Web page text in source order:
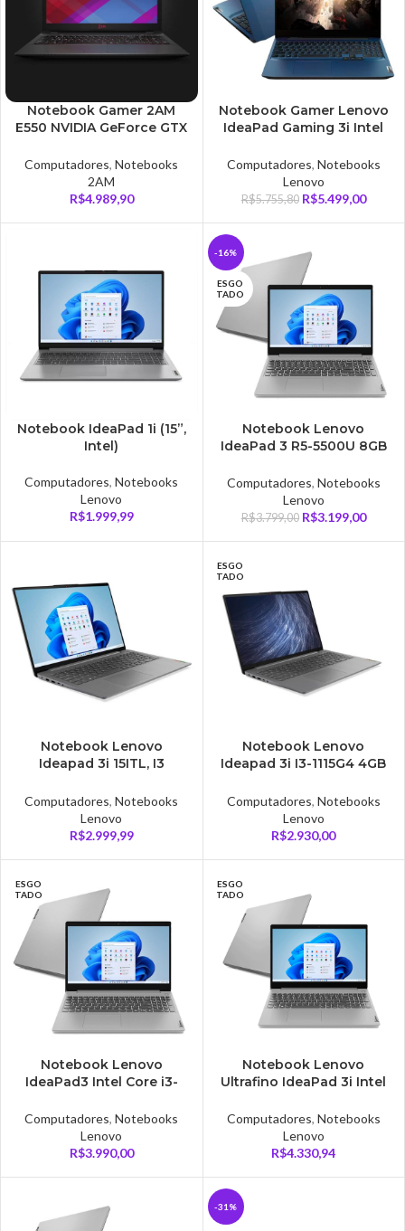
Notebook Gamer 2AM
E550 NVIDIA GeForce GTX
8GB | SSD NVMe 128GB +
1TB FullHD 15.6
Computadores,Notebooks
2AM
R$4.989,90
Notebook Gamer Lenovo
IdeaPad Gaming 3i Intel
GTX 1650, 8GB RAM, SSD
256GB, Tela 15.6 FHD –
82CGS00100
Computadores, Notebooks
Lenovo
R$5.755,80 R$5.499,00
Notebook IdeaPad 1i (15”,
Intel)
Computadores,Notebooks
Lenovo
R$1.999,99
-16%
ESGO
TADO
Notebook Lenovo
IdeaPad 3 R5-5500U 8GB
FULL HD, Cinza –
82MF000ABR.
Computadores, Notebooks
Lenovo
R$3.799,00 R$3.199,00
Notebook Lenovo
Ideapad 3i 15ITL, I3
Windows 11- 3I15TL
Computadores,Notebooks
Lenovo
R$2.999,99
ESGO
TADO
Notebook Lenovo
Ideapad 3i I3-1115G4 4GB
HD, Linux – 82MDS00600
Computadores, Notebooks
Lenovo
R$2.930,00
ESGO
TADO
Notebook Lenovo
IdeaPad3 Intel Core i3-
256gb – 82BS000JBR
Computadores,Notebooks
Lenovo
R$3.990,00
ESGO
TADO
Notebook Lenovo
Ultrafino IdeaPad 3i Intel
SSD 256GB, 15.6 Full HD,
Iris Xe, Windows 11, Cinza
– 82MD0007BR
Computadores, Notebooks
Lenovo
R$4.330,94
-31%